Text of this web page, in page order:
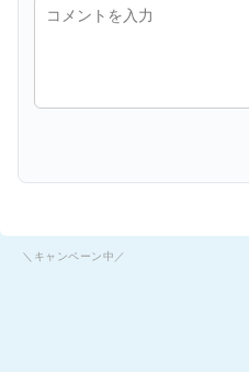
＼キャンペーン中／